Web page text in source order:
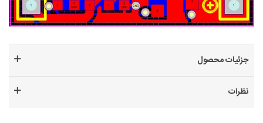
جزئیات محصول
نظرات